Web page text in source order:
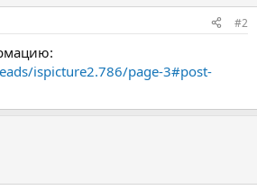
#2
ispicture2.786/page-3#post-